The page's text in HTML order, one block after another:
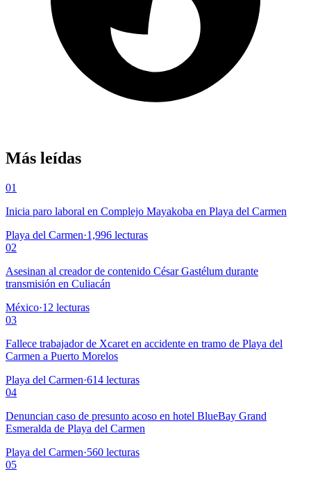
Más leídas
01
Inicia paro laboral en Complejo Mayakoba en Playa del Carmen
Playa del Carmen·1,996 lecturas
02
Asesinan al creador de contenido César Gastélum durante
transmisión en Culiacán
México·12 lecturas
03
Fallece trabajador de Xcaret en accidente en tramo de Playa del
Carmen a Puerto Morelos
Playa del Carmen·614 lecturas
04
Denuncian caso de presunto acoso en hotel BlueBay Grand
Esmeralda de Playa del Carmen
Playa del Carmen·560 lecturas
05